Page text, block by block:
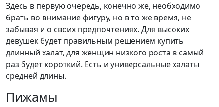
Здесь в первую очередь, конечно же, необходимо
брать во внимание фигуру, но в то же время, не
забывая и о своих предпочтениях. Для высоких
девушек будет правильным решением купить
длинный халат, для женщин низкого роста в самый
раз будет короткий. Есть и универсальные халаты
средней длины.
Пижамы